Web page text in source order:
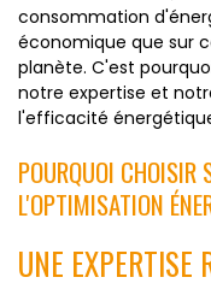
consommation
économique que sur
planète. C'est
notre expertise et
l'efficacité
POURQUOI CHOISIR
L'OPTIMISATION
UNE EXPERTISE